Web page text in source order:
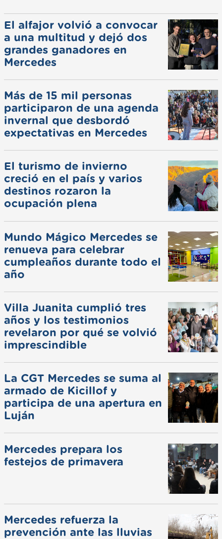
El alfajor volvió a convocar
a una multitud y dejó dos
grandes ganadores en
Mercedes
Más de 15 mil personas
participaron de una agenda
invernal que desbordó
expectativas en Mercedes
El turismo de invierno
creció en el país y varios
destinos rozaron la
ocupación plena
Mundo Mágico Mercedes se
renueva para celebrar
cumpleaños durante todo el
año
Villa Juanita cumplió tres
años y los testimonios
revelaron por qué se volvió
imprescindible
La CGT Mercedes se suma al
armado de Kicillof y
participa de una apertura en
Luján
Mercedes prepara los
festejos de primavera
Mercedes refuerza la
prevención ante las lluvias